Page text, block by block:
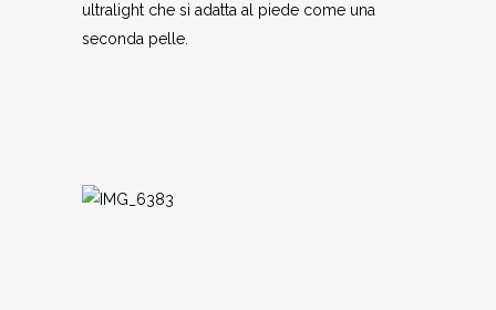
ultralight che si adatta al piede come una
seconda pelle.